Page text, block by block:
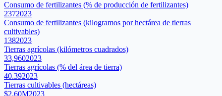
Consumo de fertilizantes (% de producción de fertilizantes)
2372023
Consumo de fertilizantes (kilogramos por hectárea de tierras
cultivables)
1382023
Tierras agrícolas (kilómetros cuadrados)
33,9602023
Tierras agrícolas (% del área de tierra)
40.392023
Tierras cultivables (hectáreas)
$2.60M2023